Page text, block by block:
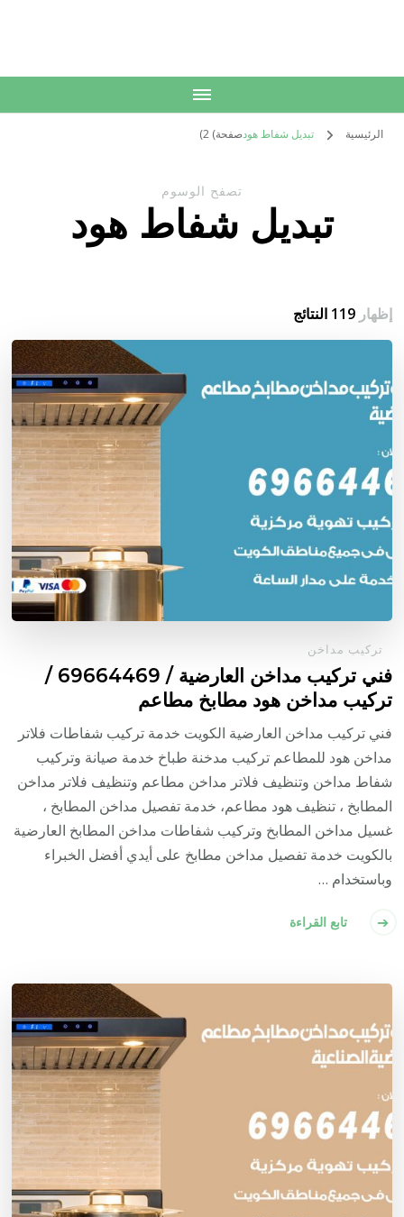
الرئيسية تبديل شفاط هودصفحة) 2)
تصفح الوسوم
تبديل شفاط هود
إظهار119 النتائج
تركيب مداخن
فني تركيب مداخن العارضية / 69664469 /
تركيب مداخن هود مطابخ مطاعم
فني تركيب مداخن العارضية الكويت خدمة تركيب شفاطات فلاتر
مداخن هود للمطاعم تركيب مدخنة طباخ خدمة صيانة وتركيب
شفاط مداخن وتنظيف فلاتر مداخن مطاعم وتنظيف فلاتر مداخن
المطابخ ، تنظيف هود مطاعم، خدمة تفصيل مداخن المطابخ ،
غسيل مداخن المطابخ وتركيب شفاطات مداخن المطابخ العارضية
بالكويت خدمة تفصيل مداخن مطابخ على أيدي أفضل الخبراء
وباستخدام …
تابع القراءة